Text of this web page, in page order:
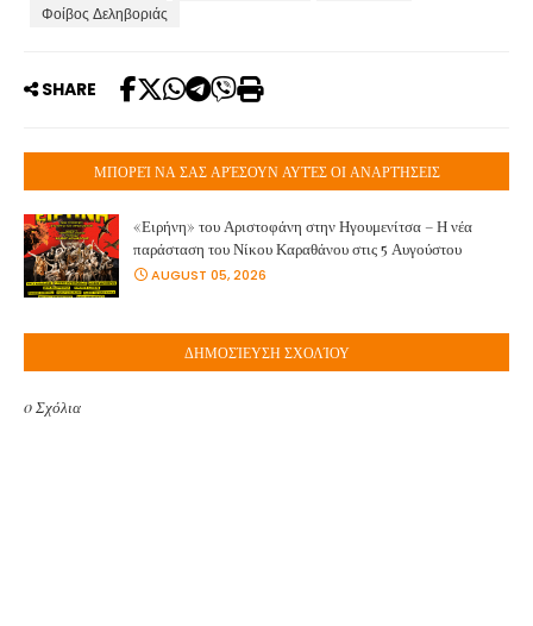
Φοίβος Δεληβοριάς
SHARE
ΜΠΟΡΕΊ ΝΑ ΣΑΣ ΑΡΈΣΟΥΝ ΑΥΤΈΣ ΟΙ ΑΝΑΡΤΉΣΕΙΣ
«Ειρήνη» του Αριστοφάνη στην Ηγουμενίτσα – Η νέα
παράσταση του Νίκου Καραθάνου στις 5 Αυγούστου
AUGUST 05, 2026
ΔΗΜΟΣΊΕΥΣΗ ΣΧΟΛΊΟΥ
0 Σχόλια